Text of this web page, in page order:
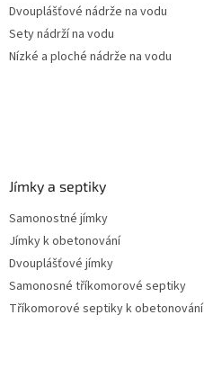
Dvouplášťové nádrže na vodu
Sety nádrží na vodu
Nízké a ploché nádrže na vodu
Jímky a septiky
Samonostné jímky
Jímky k obetonování
Dvouplášťové jímky
Samonosné tříkomorové septiky
Tříkomorové septiky k obetonování